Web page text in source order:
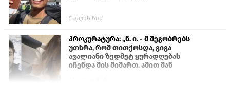
5 დღის წინ
პროკურატურა: „ნ. ი. - მ მეგობრებს
უთხრა, რომ თითქოსდა, გიგა
ავალიანი ზედმეტ ყურადღებას
იჩენდა მის მიმართ. ამით მან